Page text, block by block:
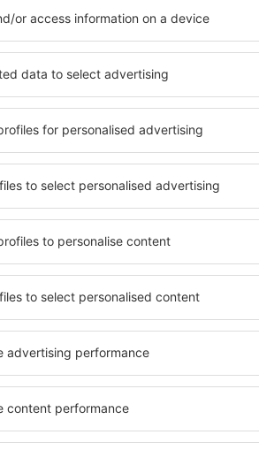
Sant Fruitos De Bages, 07 August
in der jeder
Erwartungen
hohem Standard und
aus, die eine intime
garantieren? in Suria
buchen! Wählen
des Hotels sowie die
und die Möglichkeit
Hotels in Suria
Masse. Perfekt für
für Ausflüge
für sich aus und bereiten
Geschäftsreise vor!
einen
SPA